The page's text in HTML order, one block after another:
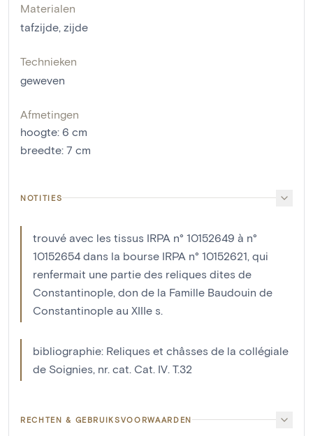
Materialen
tafzijde zijde
Technieken
geweven
Afmetingen
hoogte: 6 cm
breedte: 7 cm
NOTITIES
trouvé avec les tissus IRPA n° 10152649 à n°
10152654 dans la bourse IRPA n° 10152621, qui
renfermait une partie des reliques dites de
Constantinople, don de la Famille Baudouin de
Constantinople au XIIIe s.
bibliographie: Reliques et châsses de la collégiale
de Soignies, nr. cat. Cat. IV. T.32
RECHTEN & GEBRUIKSVOORWAARDEN